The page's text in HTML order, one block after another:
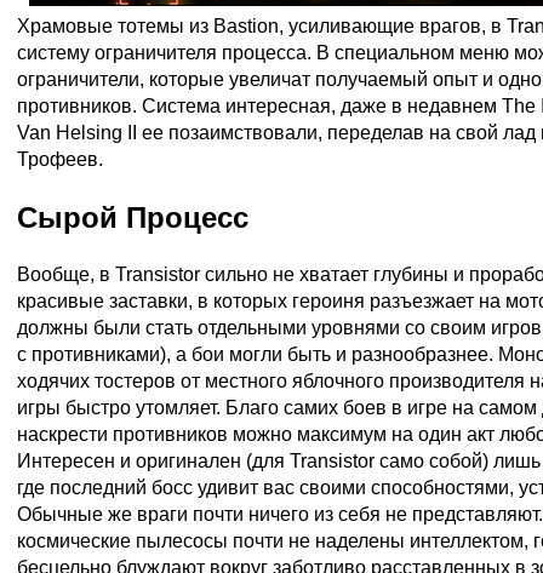
Храмовые тотемы из Bastion, усиливающие врагов, в
систему ограничителя процесса. В специальном меню
ограничители, которые увеличат получаемый опыт и
противников. Система интересная, даже в недавнем The
Van Helsing II ее позаимствовали, переделав на свой
Трофеев.
Сырой Процесс
Вообще, в Transistor сильно не хватает глубины и
красивые заставки, в которых героиня разъезжает на
должны были стать отдельными уровнями со своим
с противниками), а бои могли быть и разнообразнее.
ходячих тостеров от местного яблочного производителя
игры быстро утомляет. Благо самих боев в игре на самом
наскрести противников можно максимум на один акт
Интересен и оригинален (для Transistor само собой)
где последний босс удивит вас своими способностями,
Обычные же враги почти ничего из себя не
космические пылесосы почти не наделены интеллектом,
бесцельно блуждают вокруг заботливо расставленных в